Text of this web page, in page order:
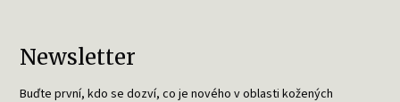
Newsletter
Buďte první, kdo se dozví, co je nového v oblasti kožených